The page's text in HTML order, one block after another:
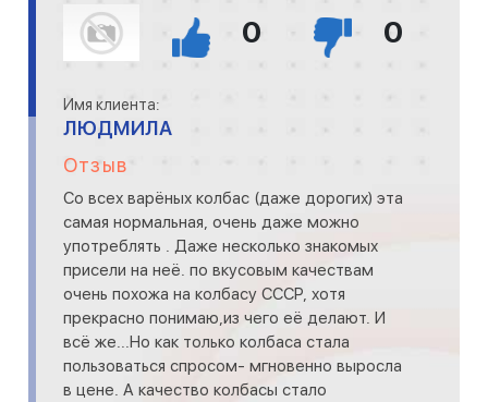
0 0
Имя клиента:
ЛЮДМИЛА
Отзыв
Со всех варёных колбас (даже дорогих) эта
самая нормальная, очень даже можно
употреблять . Даже несколько знакомых
присели на неё. по вкусовым качествам
очень похожа на колбасу СССР, хотя
прекрасно понимаю,из чего её делают. И
всё же...Но как только колбаса стала
пользоваться спросом- мгновенно выросла
в цене. А качество колбасы стало